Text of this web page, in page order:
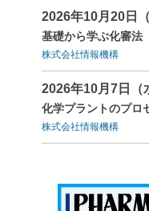
2026年10月20日
基礎から学ぶ化審法
株式会社情報機構
2026年10月7日（
化学プラントのプロ
株式会社情報機構